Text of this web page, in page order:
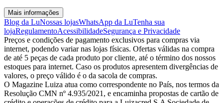
Mais informações
Blog da LuNossas lojasWhatsApp da LuTenha sua
lojaRegulamentoAcessibilidadeSegurança e Privacidade
Preços e condições de pagamento exclusivos para compras via
internet, podendo variar nas lojas físicas. Ofertas válidas na compra
de até 5 peças de cada produto por cliente, até o término dos nossos
estoques para internet. Caso os produtos apresentem divergências de
valores, o preço válido é o da sacola de compras.
O Magazine Luiza atua como correspondente no País, nos termos da
Resolução CMN nº 4.935/2021, e encaminha propostas de cartão de